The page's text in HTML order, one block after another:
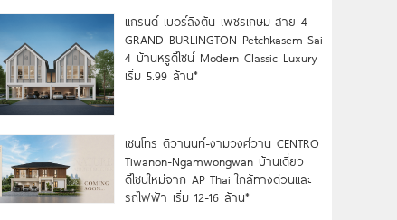
แกรนด์ เบอร์ลิงตัน เพชรเกษม-สาย 4
GRAND BURLINGTON Petchkasem-Sai
4 บ้านหรูดีไซน์ Modern Classic Luxury
เริ่ม 5.99 ล้าน*
เซนโทร ติวานนท์-งามวงศ์วาน CENTRO
Tiwanon-Ngamwongwan บ้านเดี่ยว
ดีไซน์ใหม่จาก AP Thai ใกล้ทางด่วนและ
รถไฟฟ้า เริ่ม 12-16 ล้าน*